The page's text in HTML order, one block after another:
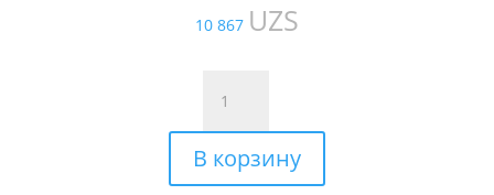
10 867 UZS
товара
Мунис
Чай
Расторопша
В корзину